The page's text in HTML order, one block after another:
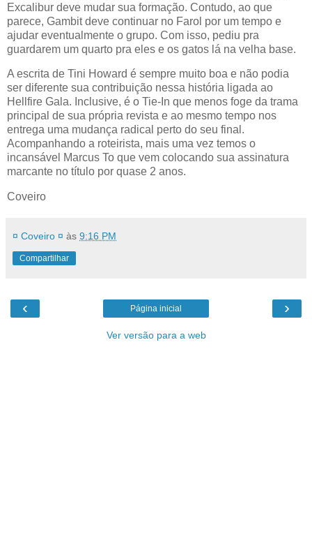
Excalibur deve mudar sua formação. Contudo, ao que
parece, Gambit deve continuar no Farol por um tempo e
ajudar eventualmente o grupo. Com isso, pediu pra
guardarem um quarto pra eles e os gatos lá na velha base.
A escrita de Tini Howard é sempre muito boa e não podia
ser diferente sua contribuição nessa história ligada ao
Hellfire Gala. Inclusive, é o Tie-In que menos foge da trama
principal de sua própria revista e ao mesmo tempo nos
entrega uma mudança radical perto do seu final.
Acompanhando a roteirista, mais uma vez temos o
incansável Marcus To que vem colocando sua assinatura
marcante no título por quase 2 anos.
Coveiro
¤ Coveiro ¤ às 9:16 PM
Compartilhar
‹ ›
Página inicial
Ver versão para a web